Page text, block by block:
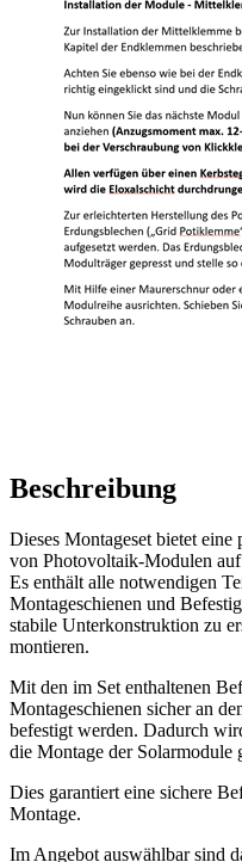
Beschreibung
Dieses Montageset bietet
von Photovoltaik-Modulen
Es enthält alle notwendigen
Montageschienen und
stabile Unterkonstruktion zu
montieren.
Mit den im Set enthaltenen
Montageschienen sicher an
befestigt werden. Dadurch
die Montage der Solarmodule
Dies garantiert eine sichere
Montage.
Im Angebot auswählbar sind